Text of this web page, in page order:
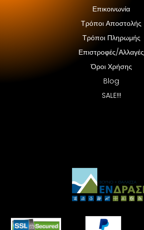
Επικοινωνία
Τρόποι Αποστολής
Τρόποι Πληρωμής
Επιστροφές/Αλλαγές
Όροι Χρήσης
Blog
SALE!!!